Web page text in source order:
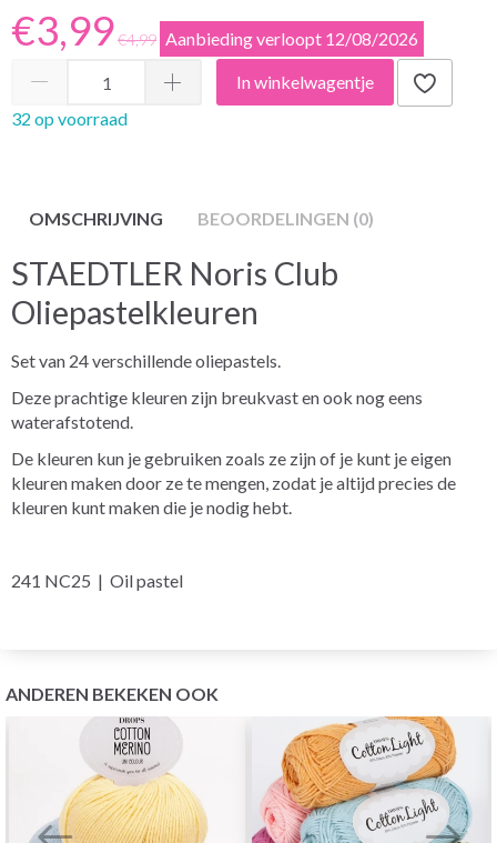
€3,99€4,99 Aanbieding verloopt 12/08/2026
In winkelwagentje
32 op voorraad
OMSCHRIJVING BEOORDELINGEN (0)
STAEDTLER Noris Club
Oliepastelkleuren
Set van 24 verschillende oliepastels.
Deze prachtige kleuren zijn breukvast en ook nog eens
waterafstotend.
De kleuren kun je gebruiken zoals ze zijn of je kunt je eigen
kleuren maken door ze te mengen, zodat je altijd precies de
kleuren kunt maken die je nodig hebt.
241 NC25 | Oil pastel
ANDEREN BEKEKEN OOK